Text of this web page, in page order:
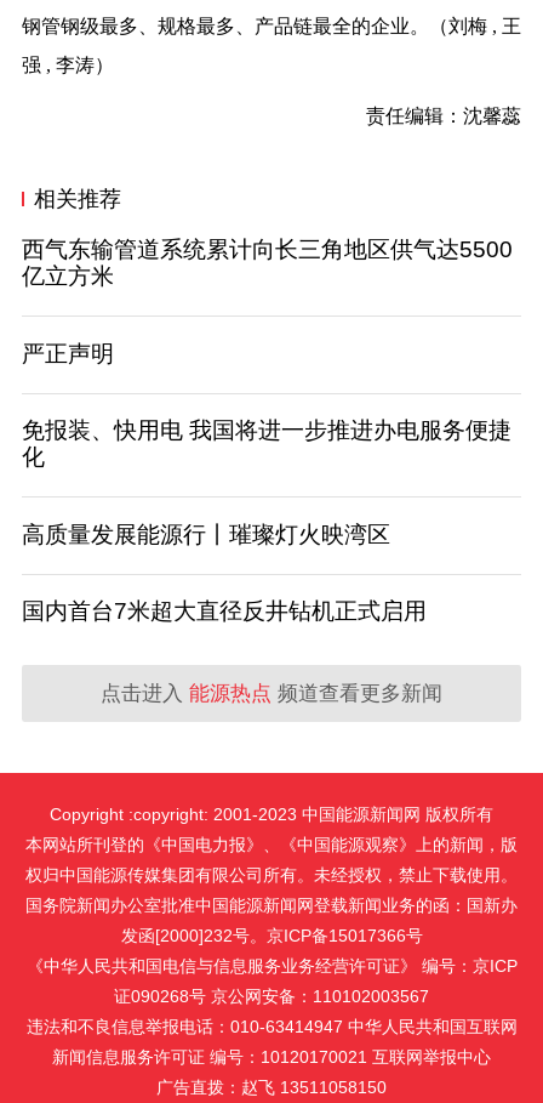
钢管钢级最多、规格最多、产品链最全的企业。（刘梅 , 王
强 , 李涛）
责任编辑：沈馨蕊
相关推荐
西气东输管道系统累计向长三角地区供气达5500
亿立方米
严正声明
免报装、快用电 我国将进一步推进办电服务便捷
化
高质量发展能源行丨璀璨灯火映湾区
国内首台7米超大直径反井钻机正式启用
点击进入 能源热点 频道查看更多新闻
Copyright :copyright: 2001-2023 中国能源新闻网 版权所有
本网站所刊登的《中国电力报》、《中国能源观察》上的新闻，版
权归中国能源传媒集团有限公司所有。未经授权，禁止下载使用。
国务院新闻办公室批准中国能源新闻网登载新闻业务的函：国新办
发函[2000]232号。京ICP备15017366号
《中华人民共和国电信与信息服务业务经营许可证》 编号：京ICP
证090268号 京公网安备：110102003567
违法和不良信息举报电话：010-63414947 中华人民共和国互联网
新闻信息服务许可证 编号：10120170021 互联网举报中心
广告直拨：赵飞 13511058150